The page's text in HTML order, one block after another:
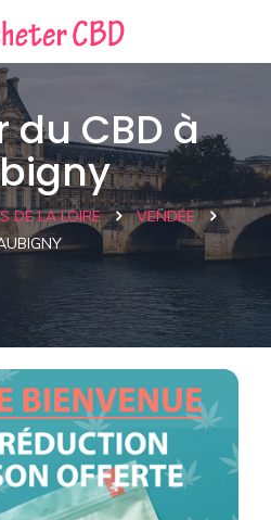
du CBD à
DE LA LOIRE
VENDÉE